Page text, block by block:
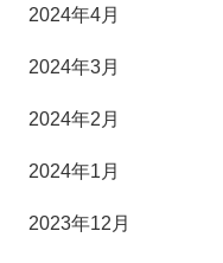
2024年4月
2024年3月
2024年2月
2024年1月
2023年12月